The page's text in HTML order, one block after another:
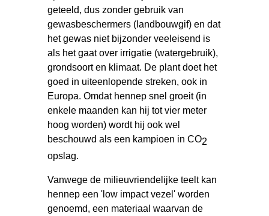
geteeld, dus zonder gebruik van
gewasbeschermers (landbouwgif) en dat
het gewas niet bijzonder veeleisend is
als het gaat over irrigatie (watergebruik),
grondsoort en klimaat. De plant doet het
goed in uiteenlopende streken, ook in
Europa. Omdat hennep snel groeit (in
enkele maanden kan hij tot vier meter
hoog worden) wordt hij ook wel
beschouwd als een kampioen in CO2
opslag.
Vanwege de milieuvriendelijke teelt kan
hennep een 'low impact vezel' worden
genoemd, een materiaal waarvan de